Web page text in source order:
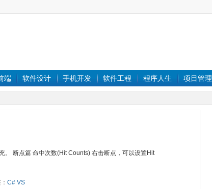
端 软件设计 手机开发 软件工程 程序人生 项目管理
。 断点篇 命中次数(Hit Counts) 右击断点，可以设置Hit
C# VS